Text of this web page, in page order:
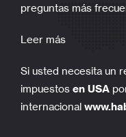
preguntas más
Leer más
Si usted necesita un
impuestos en USA
internacional